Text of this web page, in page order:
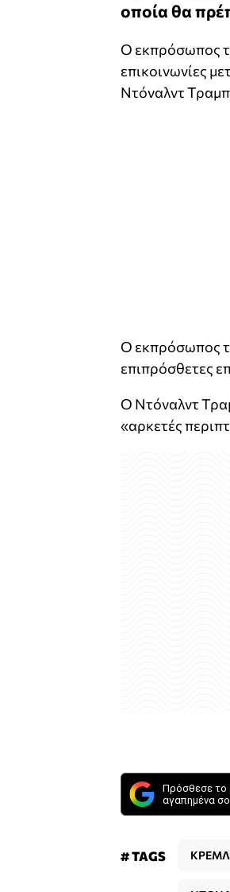
οποία θα
Ο εκπρόσωπος
επικοινωνίες
Ντόναλντ
Ο εκπρόσωπος
επιπρόσθετες
Ο Ντόναλντ
«αρκετές
Πρόσθεσε το
αγαπημένα
# TAGS